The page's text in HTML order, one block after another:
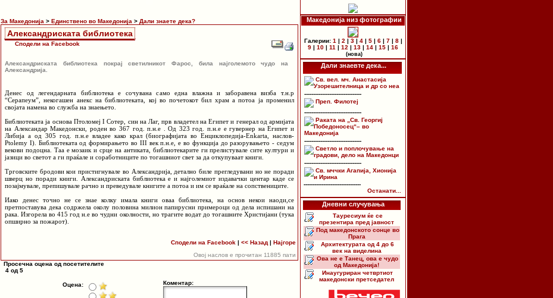
За Македонија > Единствено во Македонија > Дали знаете дека?
Александриската библиотека
Сподели на Facebook
Александриската библиотека покрај светилникот Фарос, била најголемото чудо на
Александрија.
Денес од легендарната библиотека е сочувана само една влажна и заборавена визба т.н.р
“Серапеум”, некогашен анекс на библиотеката, кој во почетокот бил храм а потоа ја променил
својата намена во служба на знаењето.
Библиотеката ја основа Птоломеј I Сотер, син на Лаг, прв владетел на Египет и генерал од армијата
на Александар Македонски, роден во 367 год. п.н.е . Од 323 год. п.н.е е гувернер на Египет и
Либија а од 305 год. п.н.е владее како крал (биографијата во Енциклопедија-Enkarta, наслов-
Ptolemy I). Библиотеката од формирањето во III век п.н.е, е во функција до разорувањето - седум
векови подоцна. Таа е мозаик и срце на антиката, библиотекарите ги прелистувале сите култури и
јазици во светот а ги праќале и соработниците по тогашниот свет за да откупуваат книги.
Трговските бродови кои пристигнувале во Александрија, детално биле прегледувани но не поради
шверц но поради книги. Александриската библиотека е и најголемиот издавачки центар каде се
позајмувале, препишувале рачно и преведувале книгите а потоа и им се враќале на сопствениците.
Иако денес точно не се знае колку имала книги оваа библиотека, на основ некои наоди,се
претпоставува дека содржела околу половина милион папирусни примероци од дела испишани на
рака. Изгорела во 415 год н.е во чудни околности, но трагите водат до тогашните Христијани (тука
опширно за пожарот).
Сподели на Facebook | << Назад | Најгоре
Овој наслов е прочитан 11885 пати
Просечна оцена од посетителите
4 од 5
Оцена: Коментар:
Македонија низ фотографии
Галерии: 1 | 2 | 3| 4| 5| 6| 7| 8|
9 | 10 | 11 | 12 | 13 | 14 | 15 | 16
(нова)
Дали знаевте дека...
Св. вел. мч. Анастасија
Узорешителница и др со неа
--------------------------------
Преп. Филотеј
--------------------------------
Раката на „Св. Георгиј
Победоносец“– во
Македонија
--------------------------------
Светло и поплочување на
градови, дело на Македонци
--------------------------------
Св. мччки Агапија, Хионија
и Ирина
--------------------------------
Останати...
Дневни случувања
Тауресиум ќе се
презентира пред јавност
Под македонското сонце во
Прага
Архитектурата од 4 до 6
век на виделина
Ова не е Танец, ова е чудо
од Македонија!
Инаугуриран четвртиот
македонски претседател